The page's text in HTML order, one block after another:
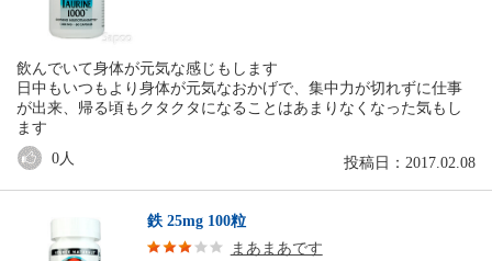
飲んでいて身体が元気な感じもします
日中もいつもより身体が元気なおかげで、集中力が切れずに仕事
が出来、帰る頃もクタクタになることはあまりなくなった気もし
ます
投稿日：2017.02.08
0 人
鉄 25mg 100粒
まあまあです